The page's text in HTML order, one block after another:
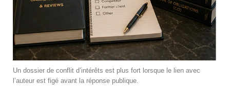
Un dossier de conflit d’intérêts est plus fort lorsque le lien avec
l’auteur est figé avant la réponse publique.